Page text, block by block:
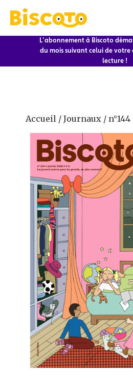
L'abonnement à Biscoto
du mois suivant celui de votre
lecture !
Accueil / Journaux /